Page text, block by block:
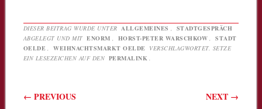
DIESER BEITRAG WURDE UNTER ALLGEMEINES ,
STADTGESPRÄCH
ABGELEGT UND MIT ENORM , HORST-PETER WARSCHKOW ,
STADT
OELDE , WEIHNACHTSMARKT OELDE VERSCHLAGWORTET. SETZE
EIN LESEZEICHEN AUF DEN PERMALINK .
Beitragsnavigation
← PREVIOUS NEXT →